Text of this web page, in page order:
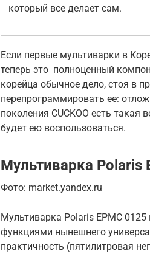
который все делает сам.
Если первые мультиварки в
теперь это полноценный
корейца обычное дело, стоя в
перепрограммировать ее:
поколения CUCKOO есть
будет ею воспользоваться.
Мультиварка Polaris
Фото: market.yandex.ru
Мультиварка Polaris EPMC
функциями нынешнего
практичность (пятилитровая